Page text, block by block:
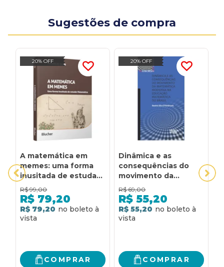
Sugestões de compra
20% OFF
A matemática em
memes: uma forma
inusitada de estudar
matemática
R$ 99,00
R$ 79,20
R$ 79,20
COMPRAR
20% OFF
Dinâmica e as
consequências do
movimento da
matemática moderna
na educação
matemática do Brasil
R$ 69,00
R$ 55,20
R$ 55,20
COMPRAR